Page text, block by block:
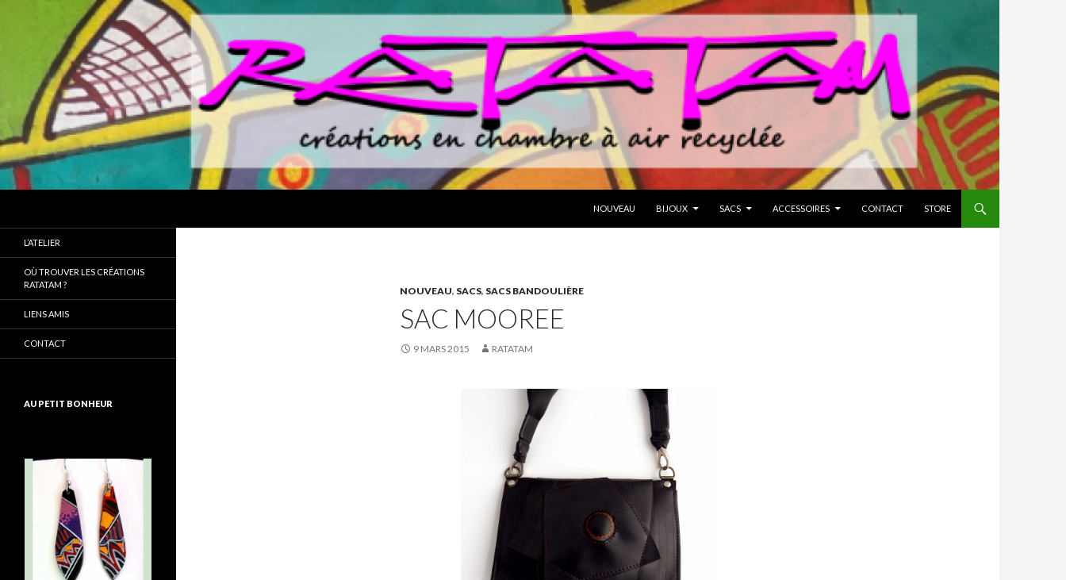
NOUVEAU
BIJOUX SACS ACCESSOIRES CONTACT STORE
NOUVEAU, SACS, SACS BANDOULIÈRE
SAC MOOREE
9 MARS 2015 RATATAM
L’ATELIER
OÙ TROUVER LES CRÉATIONS
RATATAM ?
LIENS AMIS
CONTACT
AU PETIT BONHEUR